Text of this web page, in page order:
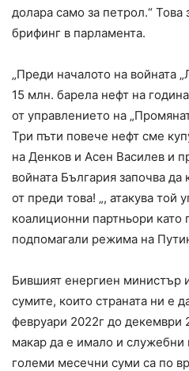
долара само за петрол.“
брифинг в парламента.
„Преди началото на войната
15 млн. барела нефт на
от управлението на
Три пъти повече нефт сме
на Денков и Асен Василев и
войната България започва
от преди това! „, атакува той
коалиционни партньори като
подпомагали режима на
Бившият енергиен министър
сумите, които страната ни е
февруари 2022г до декември
макар да е имало и
големи месечни суми са по